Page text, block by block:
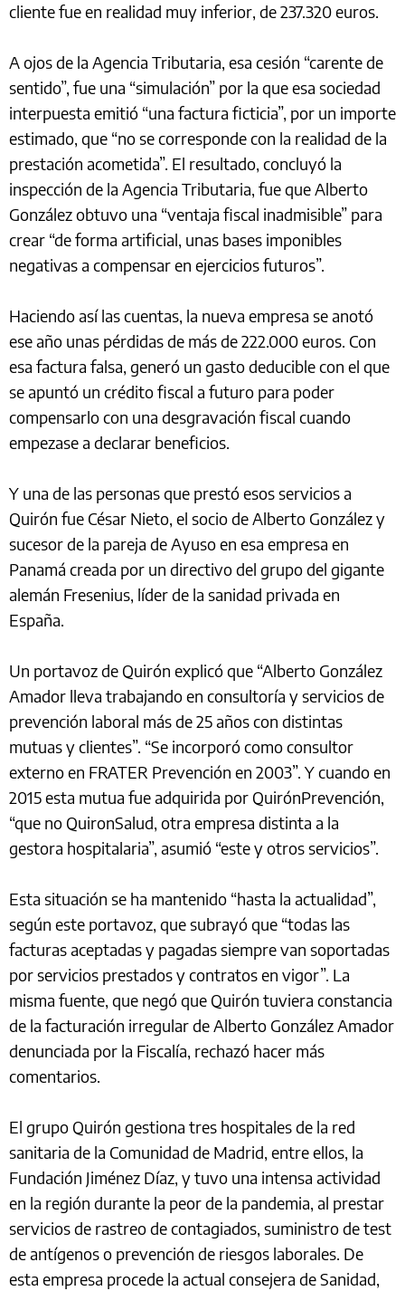
cliente fue en realidad muy inferior, de 237.320 euros.
A ojos de la Agencia Tributaria, esa cesión “carente de
sentido”, fue una “simulación” por la que esa sociedad
interpuesta emitió “una factura ficticia”, por un importe
estimado, que “no se corresponde con la realidad de la
prestación acometida”. El resultado, concluyó la
inspección de la Agencia Tributaria, fue que Alberto
González obtuvo una “ventaja fiscal inadmisible” para
crear “de forma artificial, unas bases imponibles
negativas a compensar en ejercicios futuros”.
Haciendo así las cuentas, la nueva empresa se anotó
ese año unas pérdidas de más de 222.000 euros. Con
esa factura falsa, generó un gasto deducible con el que
se apuntó un crédito fiscal a futuro para poder
compensarlo con una desgravación fiscal cuando
empezase a declarar beneficios.
Y una de las personas que prestó esos servicios a
Quirón fue César Nieto, el socio de Alberto González y
sucesor de la pareja de Ayuso en esa empresa en
Panamá creada por un directivo del grupo del gigante
alemán Fresenius, líder de la sanidad privada en
España.
Un portavoz de Quirón explicó que “Alberto González
Amador lleva trabajando en consultoría y servicios de
prevención laboral más de 25 años con distintas
mutuas y clientes”. “Se incorporó como consultor
externo en FRATER Prevención en 2003”. Y cuando en
2015 esta mutua fue adquirida por QuirónPrevención,
“que no QuironSalud, otra empresa distinta a la
gestora hospitalaria”, asumió “este y otros servicios”.
Esta situación se ha mantenido “hasta la actualidad”,
según este portavoz, que subrayó que “todas las
facturas aceptadas y pagadas siempre van soportadas
por servicios prestados y contratos en vigor”. La
misma fuente, que negó que Quirón tuviera constancia
de la facturación irregular de Alberto González Amador
denunciada por la Fiscalía, rechazó hacer más
comentarios.
El grupo Quirón gestiona tres hospitales de la red
sanitaria de la Comunidad de Madrid, entre ellos, la
Fundación Jiménez Díaz, y tuvo una intensa actividad
en la región durante la peor de la pandemia, al prestar
servicios de rastreo de contagiados, suministro de test
de antígenos o prevención de riesgos laborales. De
esta empresa procede la actual consejera de Sanidad,